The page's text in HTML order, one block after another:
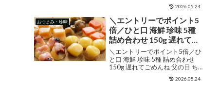
崎 レトルト食品 非常食 保
存食 防災グッズ 食べ物 お
試し 鶏肉 肉 缶詰 お取り寄
せグルメ 珍味 送料無料
2026.05.24
おつまみ・珍味
＼エントリーでポイント5
倍／ひと口 海鮮 珍味 5種
詰め合わせ 150g 遅れてご
めんね 父の日 おつまみ ギ
フト チーズ入り 鮭 帆立 つ
ぶ いか 個別包装 お試し お
つまみセット 食べ比べ 高
＼エントリーでポイント5倍／ひ
と口 海鮮 珍味 5種 詰め合わせ
150g 遅れてごめんね 父の日 ち
んみ おつまみ ギフト チーズ入り
鮭 帆立 つぶ いか 個別包装 お試
2026.05.24